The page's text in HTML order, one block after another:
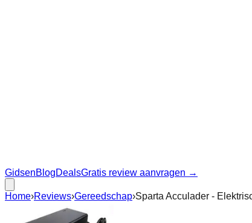
GidsenBlogDealsGratis review aanvragen →
Home›Reviews›Gereedschap›Sparta Acculader -